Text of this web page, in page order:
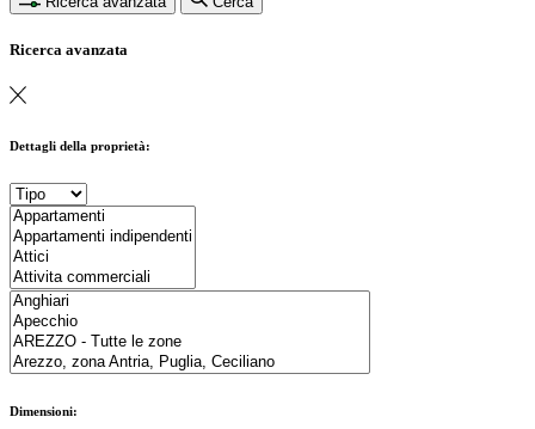
Ricerca avanzata
Dettagli della proprietà:
Dimensioni: